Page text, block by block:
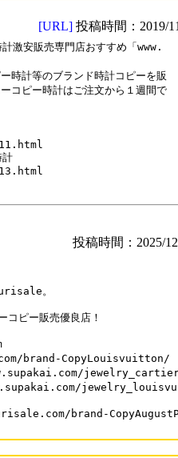
[URL] 投稿時間：2019/
激安販売専門店おすすめ「www.
時計等のブランド時計コピーを販
コピー時計はご注文から１週間で
計
投稿時間：2025/
urisale。
コピー販売優良店！
brand-CopyLouisvuitton/
brand-